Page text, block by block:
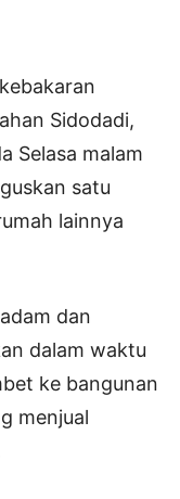
Sidodadi,
Selasa malam
satu
lainnya
dan
dalam waktu
ke bangunan
menjual